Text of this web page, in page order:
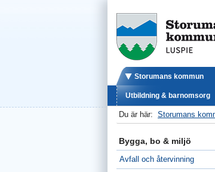
Storumans kommun
Utbildning & barnomsorg
Du är här: Storumans
Bygga, bo & miljö
Avfall och återvinning